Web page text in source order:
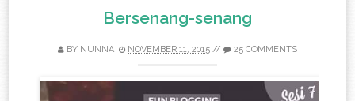
Bersenang-senang
BY NUNNA NOVEMBER 11, 2015 // 25 COMMENTS